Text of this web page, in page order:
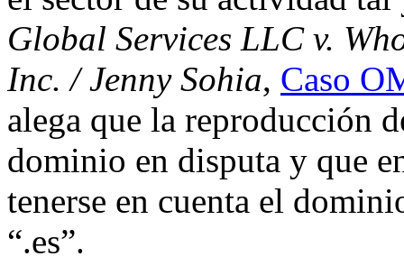
Global Services LLC v.
Inc. / Jenny Sohia, Caso
alega que la reproducción
dominio en disputa y que
tenerse en cuenta el
“.es”.